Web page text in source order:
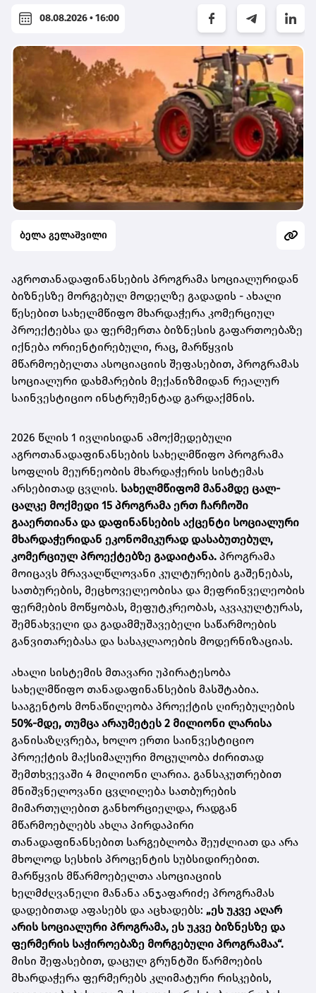
08.08.2026 • 16:00
ბელა გელაშვილი
აგროთანადაფინანსების პროგრამა სოციალურიდან
ბიზნესზე მორგებულ მოდელზე გადადის - ახალი
წესებით სახელმწიფო მხარდაჭერა კომერციულ
პროექტებსა და ფერმერთა ბიზნესის გაფართოებაზე
იქნება ორიენტირებული, რაც, მარწყვის
მწარმოებელთა ასოციაციის შეფასებით, პროგრამას
სოციალური დახმარების მექანიზმიდან რეალურ
საინვესტიციო ინსტრუმენტად გარდაქმნის.
2026 წლის 1 ივლისიდან ამოქმედებული
აგროთანადაფინანსების სახელმწიფო პროგრამა
სოფლის მეურნეობის მხარდაჭერის სისტემას
არსებითად ცვლის. სახელმწიფომ მანამდე ცალ-
ცალკე მოქმედი 15 პროგრამა ერთ ჩარჩოში
გააერთიანა და დაფინანსების აქცენტი სოციალური
მხარდაჭერიდან ეკონომიკურად დასაბუთებულ,
კომერციულ პროექტებზე გადაიტანა. პროგრამა
მოიცავს მრავალწლოვანი კულტურების გაშენებას,
სათბურების, მეცხოველეობისა და მეფრინველეობის
ფერმების მოწყობას, მეფუტკრეობას, აკვაკულტურას,
შემნახველი და გადამმუშავებელი საწარმოების
განვითარებასა და სასაკლაოების მოდერნიზაციას.
ახალი სისტემის მთავარი უპირატესობა
სახელმწიფო თანადაფინანსების მასშტაბია.
სააგენტოს მონაწილეობა პროექტის ღირებულების
50%-მდე, თუმცა არაუმეტეს 2 მილიონი ლარისა
განისაზღვრება, ხოლო ერთი საინვესტიციო
პროექტის მაქსიმალური მოცულობა ძირითად
შემთხვევაში 4 მილიონი ლარია. განსაკუთრებით
მნიშვნელოვანი ცვლილება სათბურების
მიმართულებით განხორციელდა, რადგან
მწარმოებლებს ახლა პირდაპირი
თანადაფინანსებით სარგებლობა შეუძლიათ და არა
მხოლოდ სესხის პროცენტის სუბსიდირებით.
მარწყვის მწარმოებელთა ასოციაციის
ხელმძღვანელი მანანა ანჯაფარიძე პროგრამას
დადებითად აფასებს და აცხადებს: „ეს უკვე აღარ
არის სოციალური პროგრამა, ეს უკვე ბიზნესზე და
ფერმერის საჭიროებაზე მორგებული პროგრამაა“.
მისი შეფასებით, დაცულ გრუნტში წარმოების
მხარდაჭერა ფერმერებს კლიმატური რისკების,